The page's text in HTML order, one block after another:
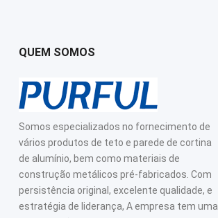
QUEM SOMOS
Somos especializados no fornecimento de
vários produtos de teto e parede de cortina
de alumínio, bem como materiais de
construção metálicos pré-fabricados. Com
persistência original, excelente qualidade, e
estratégia de liderança, A empresa tem uma